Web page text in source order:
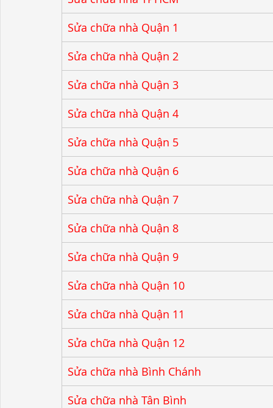
Sửa chữa nhà Quận 1
Sửa chữa nhà Quận 2
Sửa chữa nhà Quận 3
Sửa chữa nhà Quận 4
Sửa chữa nhà Quận 5
Sửa chữa nhà Quận 6
Sửa chữa nhà Quận 7
Sửa chữa nhà Quận 8
Sửa chữa nhà Quận 9
Sửa chữa nhà Quận 10
Sửa chữa nhà Quận 11
Sửa chữa nhà Quận 12
Sửa chữa nhà Bình Chánh
Sửa chữa nhà Tân Bình